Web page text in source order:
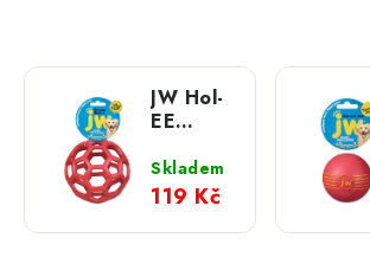
JW Hol-
EE
míč;
Mini
Skladem
119 Kč